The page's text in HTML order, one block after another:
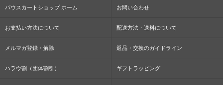
パウスカートショップ ホーム お問い合わせ
お支払い方法について 配送方法・送料について
メルマガ登録・解除 返品・交換のガイドライン
ハラウ割（団体割引） ギフトラッピング